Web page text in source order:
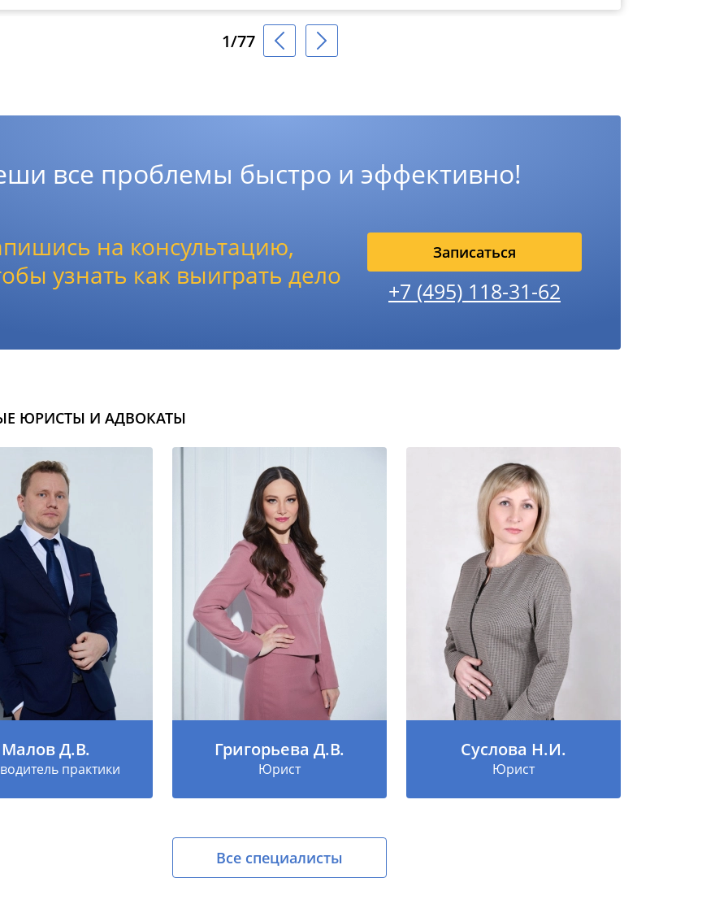
1/77
все проблемы быстро и эффективно!
на консультацию,
узнать как выиграть дело
Записаться
+7 (495) 118-31-62
ЮРИСТЫ И АДВОКАТЫ
Малов Д.В.
практики
Григорьева Д.В.
Юрист
Суслова Н.И.
Юрист
Все специалисты